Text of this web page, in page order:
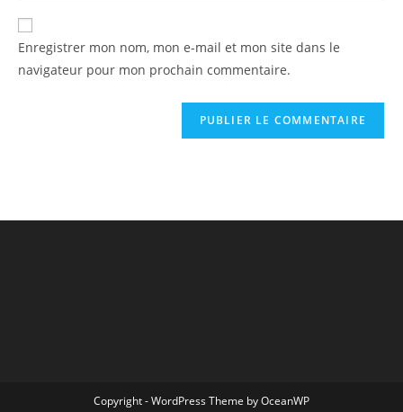
Enregistrer mon nom, mon e-mail et mon site dans le
navigateur pour mon prochain commentaire.
Copyright - WordPress Theme by OceanWP